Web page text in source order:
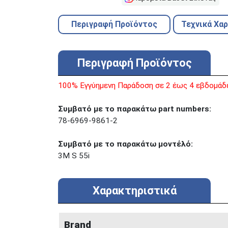
Περιγραφή Προϊόντος Τεχνικά
Περιγραφή Προϊόντος
100% Εγγύημενη Παράδοση σε 2 έως 4
Συμβατό με τo παρακάτω part numbers:
78-6969-9861-2
Συμβατό με το παρακάτω μοντέλό:
3M S 55i
Χαρακτηριστικά
Brand